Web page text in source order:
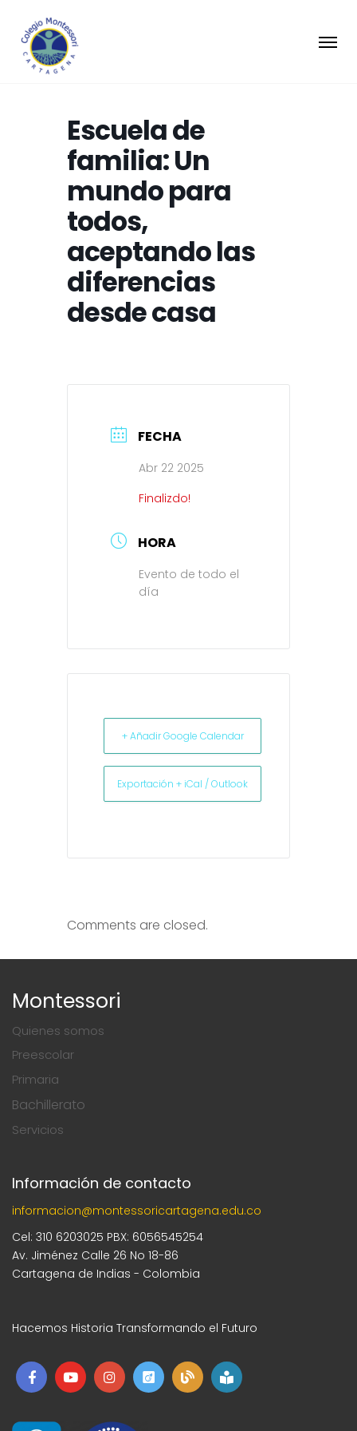
Escuela de
familia: Un
mundo para
todos,
aceptando las
diferencias
desde casa
FECHA
Abr 22 2025
Finalizdo!
HORA
Evento de todo el
día
+ Añadir Google Calendar
Exportación + iCal / Outlook
Comments are closed.
Montessori
Quienes somos
Preescolar
Primaria
Bachillerato
Servicios
Información de contacto
informacion@montessoricartagena.edu.co
Cel: 310 6203025 PBX: 6056545254
Av. Jiménez Calle 26 No 18-86
Cartagena de Indias - Colombia
Hacemos Historia Transformando el Futuro